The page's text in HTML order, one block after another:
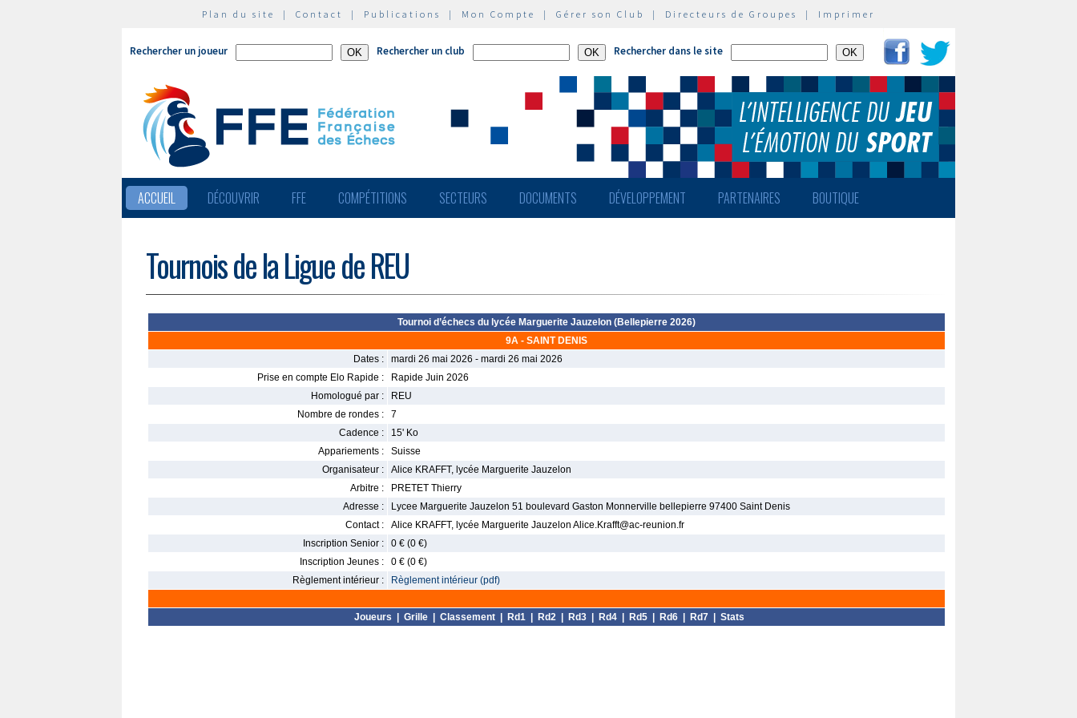
Plan du site | Contact | Publications | Mon Compte | Gérer son Club | Directeurs de Groupes | Imprimer
Rechercher un joueur Rechercher un club Rechercher dans le site
ACCUEIL DÉCOUVRIR FFE COMPÉTITIONS SECTEURS DOCUMENTS DÉVELOPPEMENT PARTENAIRES BOUTIQUE
Tournois de la Ligue de REU
Tournoi d’échecs du lycée Marguerite Jauzelon (Bellepierre 2026)
9A - SAINT DENIS
Dates :
mardi 26 mai 2026 - mardi 26 mai 2026
Prise en compte Elo Rapide :
Rapide Juin 2026
Homologué par :
REU
Nombre de rondes :
7
Cadence :
15' Ko
Appariements :
Suisse
Organisateur :
Alice KRAFFT, lycée Marguerite Jauzelon
Arbitre :
PRETET Thierry
Adresse :
Lycee Marguerite Jauzelon 51 boulevard Gaston Monnerville bellepierre 97400 Saint Denis
Contact :
Alice KRAFFT, lycée Marguerite Jauzelon Alice.Krafft@ac-reunion.fr
Inscription Senior :
0 € (0 €)
Inscription Jeunes :
0 € (0 €)
Règlement intérieur :
Règlement intérieur (pdf)
Joueurs Grille| Classement| Rd1| Rd2| Rd3| Rd4| Rd5| Rd6| Rd7| Stats